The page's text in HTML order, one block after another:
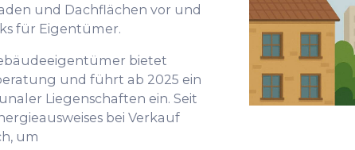
und Dachflächen vor und
für Eigentümer.
bietet
und führt ab 2025 ein
Liegenschaften ein. Seit
bei Verkauf
um